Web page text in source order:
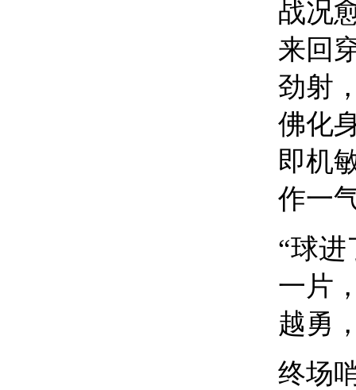
战况
来回
劲射
佛化
即机
作一
“球
一片
越勇
终场